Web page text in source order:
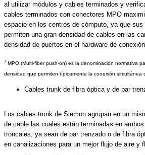
al utilizar módulos y cables terminados y
cables terminados con conectores MPO
espacio en los centros de cómputo, ya que sus
permiten una gran densidad de cables en las
densidad de puertos en el hardware de
7 MPO (Multi-fiber push-on) es la denominación normativa
densidad que permiten típicamente la conexión simultánea
Cables trunk de fibra óptica y de par
Los cables trunk de Siemon agrupan en un
de cable las cuales están terminadas en
troncales, ya sean de par trenzado o de fibra
en canalizaciones para un mejor flujo de aire y